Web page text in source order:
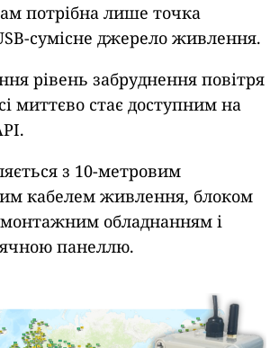
потрібна лише точка
сумісне джерело живлення.
рівень забруднення повітря
миттєво стає доступним на
з 10-метровим
кабелем живлення, блоком
обладнанням і
панеллю.